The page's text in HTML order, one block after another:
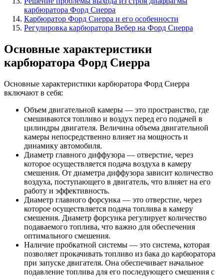
карбюратора Форд Сиерра
Карбюратор Форд Сиерра и его особенности
Регулировка карбюратора Вебер на Форд Сиерра
Основные характеристики
карбюратора Форд Сиерра
Основные характеристики карбюратора Форд Сиерра
включают в себя:
Объем двигательной камеры — это пространство, где
смешиваются топливо и воздух перед его подачей в
цилиндры двигателя. Величина объема двигательной
камеры непосредственно влияет на мощность и
динамику автомобиля.
Диаметр главного диффузора — отверстие, через
которое осуществляется подача воздуха в камеру
смешения. От диаметра диффузора зависит количество
воздуха, поступающего в двигатель, что влияет на его
работу и эффективность.
Диаметр главного форсунка — это отверстие, через
которое осуществляется подача топлива в камеру
смешения. Диаметр форсунка регулирует количество
подаваемого топлива, что важно для обеспечения
оптимального смешения.
Наличие пробкатной системы — это система, которая
позволяет прокачивать топливо из бака до карбюратора
при запуске двигателя. Она обеспечивает начальное
подавление топлива для его последующего смешения с